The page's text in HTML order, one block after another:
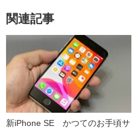
関連記事
新iPhone SE かつてのお手頃サ